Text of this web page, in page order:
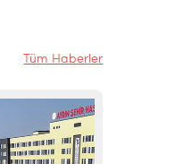
Tüm Haberler